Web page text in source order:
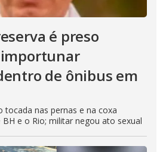
é preso
de ônibus em
tocada nas pernas e na coxa
e o Rio; militar negou ato sexual